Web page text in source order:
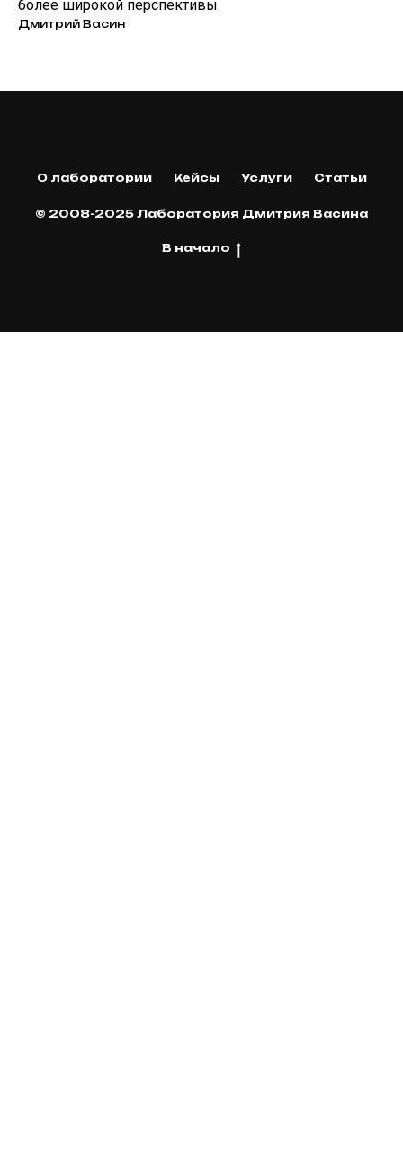
более широкой перспективы.
Дмитрий Васин
О лаборатории Кейсы Услуги Статьи
© 2008-2025 Лаборатория Дмитрия Васина
В начало